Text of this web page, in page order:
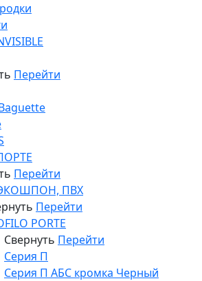
Перейти
Перейти
ПВХ
Перейти
PORTE
Свернуть Перейти
Серия П
Серия П АБС кромка Черный